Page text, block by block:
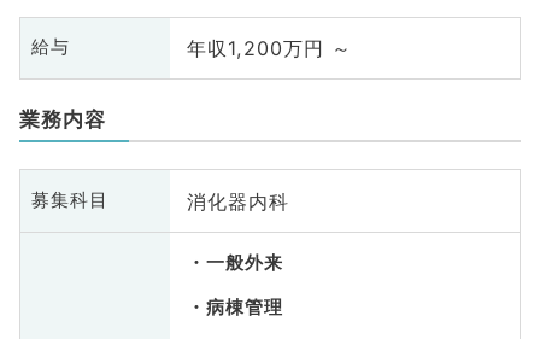
給与 年収1,200万円 ～
業務内容
募集科目 消化器内科
一般外来
病棟管理